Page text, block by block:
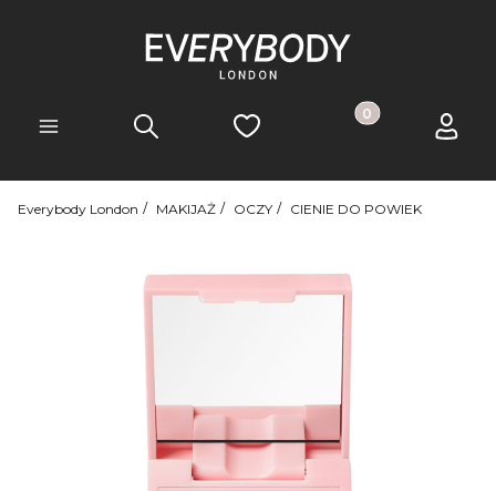
Menu Szukaj Ulubione Produkty w
Koszyk Zaloguj
Everybody London MAKIJAŻ OCZY CIENIE DO POWIEK